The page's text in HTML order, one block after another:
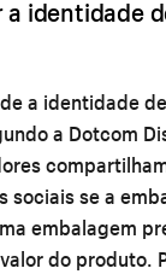
identidade
a identidade
a Dotcom
sociais se a
embalagem
do produto.